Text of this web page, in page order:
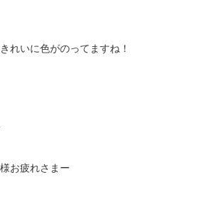
れいに色がのってますね！
お疲れさまー